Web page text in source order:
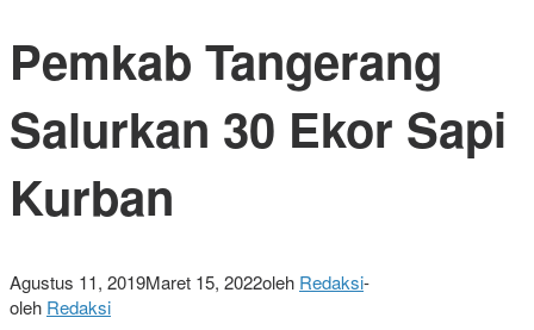
Pemkab Tangerang
Salurkan 30 Ekor Sapi
Kurban
Agustus 11, 2019Maret 15, 2022oleh Redaksi-
oleh Redaksi